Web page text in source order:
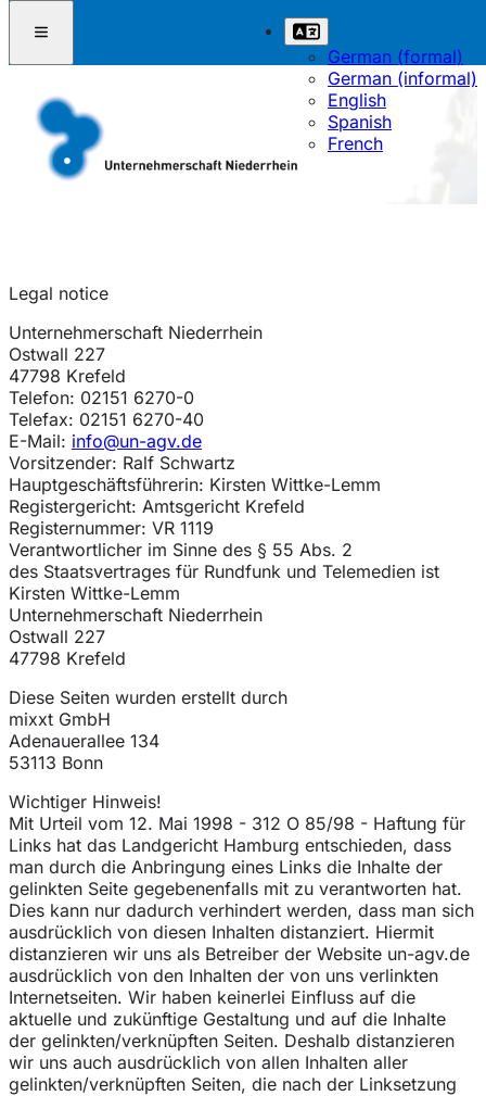
German (formal)
German (informal)
English
Spanish
French
Legal notice
Unternehmerschaft Niederrhein
Ostwall 227
47798 Krefeld
Telefon: 02151 6270-0
Telefax: 02151 6270-40
E-Mail: info@un-agv.de
Vorsitzender: Ralf Schwartz
Hauptgeschäftsführerin: Kirsten Wittke-Lemm
Registergericht: Amtsgericht Krefeld
Registernummer: VR 1119
Verantwortlicher im Sinne des § 55 Abs. 2
des Staatsvertrages für Rundfunk und Telemedien ist
Kirsten Wittke-Lemm
Unternehmerschaft Niederrhein
Ostwall 227
47798 Krefeld
Diese Seiten wurden erstellt durch
mixxt GmbH
Adenauerallee 134
53113 Bonn
Wichtiger Hinweis!
Mit Urteil vom 12. Mai 1998 - 312 O 85/98 - Haftung für
Links hat das Landgericht Hamburg entschieden, dass
man durch die Anbringung eines Links die Inhalte der
gelinkten Seite gegebenenfalls mit zu verantworten hat.
Dies kann nur dadurch verhindert werden, dass man sich
ausdrücklich von diesen Inhalten distanziert. Hiermit
distanzieren wir uns als Betreiber der Website un-agv.de
ausdrücklich von den Inhalten der von uns verlinkten
Internetseiten. Wir haben keinerlei Einfluss auf die
aktuelle und zukünftige Gestaltung und auf die Inhalte
der gelinkten/verknüpften Seiten. Deshalb distanzieren
wir uns auch ausdrücklich von allen Inhalten aller
gelinkten/verknüpften Seiten, die nach der Linksetzung